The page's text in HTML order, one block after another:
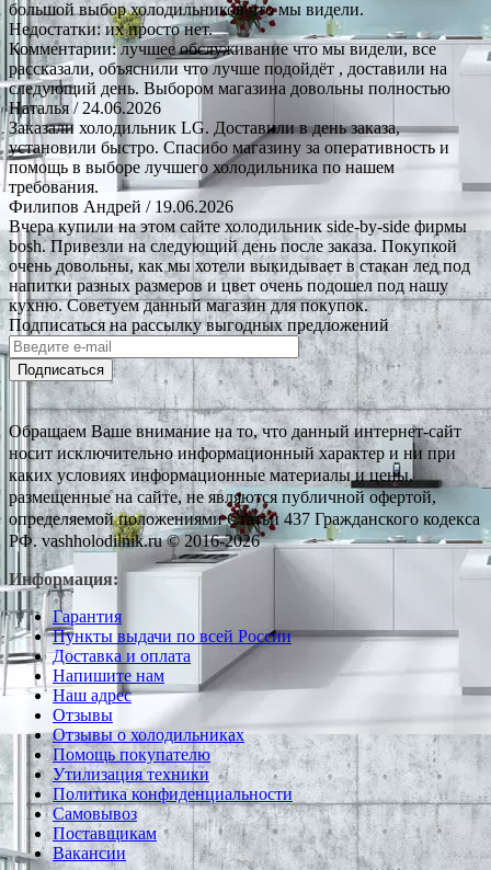
большой выбор холодильников что мы видели.
Недостатки: их просто нет.
Комментарии: лучшее обслуживание что мы видели, все
рассказали, объяснили что лучше подойдёт , доставили на
следующий день. Выбором магазина довольны полностью
Наталья/ 24.06.2026
Заказали холодильник LG. Доставили в день заказа,
установили быстро. Спасибо магазину за оперативность и
помощь в выборе лучшего холодильника по нашем
требования.
Филипов Андрей / 19.06.2026
Вчера купили на этом сайте холодильник side-by-side фирмы
bosh. Привезли на следующий день после заказа. Покупкой
очень довольны, как мы хотели выкидывает в стакан лед под
напитки разных размеров и цвет очень подошел под нашу
кухню. Советуем данный магазин для покупок.
Подписаться на рассылку выгодных предложений
Подписаться
Обращаем Ваше внимание на то, что данный интернет-сайт
носит исключительно информационный характер и ни при
каких условиях информационные материалы и цены,
размещенные на сайте, не являются публичной офертой,
определяемой положениями Статьи 437 Гражданского кодекса
РФ. vashholodilnik.ru © 2016-2026
Информация:
Гарантия
Пункты выдачи по всей России
Доставка и оплата
Напишите нам
Наш адрес
Отзывы
Отзывы о холодильниках
Помощь покупателю
Утилизация техники
Политика конфиденциальности
Самовывоз
Поставщикам
Вакансии